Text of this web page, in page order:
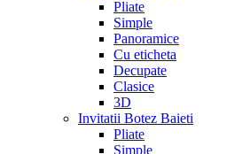
Pliate
Simple
Panoramice
Cu eticheta
Decupate
Clasice
3D
Invitatii Botez Baieti
Pliate
Simple